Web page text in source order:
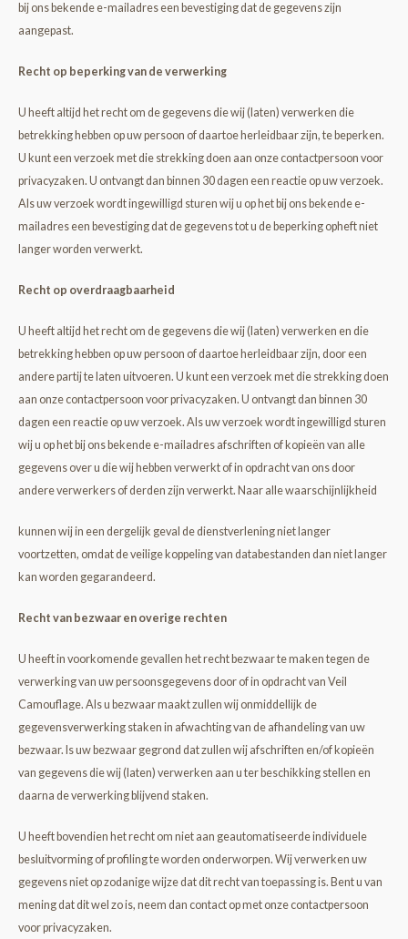
bij ons bekende e-mailadres een bevestiging dat de gegevens zijn
aangepast.
Recht op beperking van de verwerking
U heeft altijd het recht om de gegevens die wij (laten) verwerken die
betrekking hebben op uw persoon of daartoe herleidbaar zijn, te beperken.
U kunt een verzoek met die strekking doen aan onze contactpersoon voor
privacyzaken. U ontvangt dan binnen 30 dagen een reactie op uw verzoek.
Als uw verzoek wordt ingewilligd sturen wij u op het bij ons bekende e-
mailadres een bevestiging dat de gegevens tot u de beperking opheft niet
langer worden verwerkt.
Recht op overdraagbaarheid
U heeft altijd het recht om de gegevens die wij (laten) verwerken en die
betrekking hebben op uw persoon of daartoe herleidbaar zijn, door een
andere partij te laten uitvoeren. U kunt een verzoek met die strekking doen
aan onze contactpersoon voor privacyzaken. U ontvangt dan binnen 30
dagen een reactie op uw verzoek. Als uw verzoek wordt ingewilligd sturen
wij u op het bij ons bekende e-mailadres afschriften of kopieën van alle
gegevens over u die wij hebben verwerkt of in opdracht van ons door
andere verwerkers of derden zijn verwerkt. Naar alle waarschijnlijkheid
kunnen wij in een dergelijk geval de dienstverlening niet langer
voortzetten, omdat de veilige koppeling van databestanden dan niet langer
kan worden gegarandeerd.
Recht van bezwaar en overige rechten
U heeft in voorkomende gevallen het recht bezwaar te maken tegen de
verwerking van uw persoonsgegevens door of in opdracht van Veil
Camouflage. Als u bezwaar maakt zullen wij onmiddellijk de
gegevensverwerking staken in afwachting van de afhandeling van uw
bezwaar. Is uw bezwaar gegrond dat zullen wij afschriften en/of kopieën
van gegevens die wij (laten) verwerken aan u ter beschikking stellen en
daarna de verwerking blijvend staken.
U heeft bovendien het recht om niet aan geautomatiseerde individuele
besluitvorming of profiling te worden onderworpen. Wij verwerken uw
gegevens niet op zodanige wijze dat dit recht van toepassing is. Bent u van
mening dat dit wel zo is, neem dan contact op met onze contactpersoon
voor privacyzaken.